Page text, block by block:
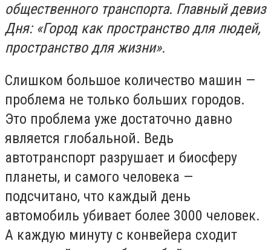
общественного транспорта. Главный девиз
Дня: «Город как пространство для людей,
пространство для жизни».
Слишком большое количество машин —
проблема не только больших городов.
Это проблема уже достаточно давно
является глобальной. Ведь
автотранспорт разрушает и биосферу
планеты, и самого человека —
подсчитано, что каждый день
автомобиль убивает более 3000 человек.
А каждую минуту с конвейера сходит